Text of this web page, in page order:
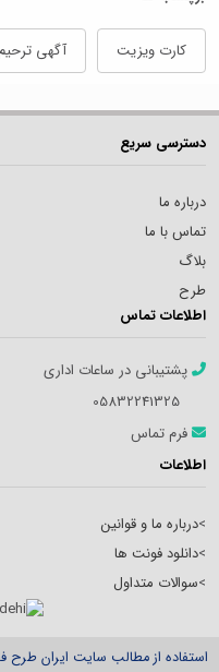
کارت ویزیت آگهی
دسترسی سریع
درباره ما
تماس با ما
بلاگ
طرح
اطلاعات تماس
پشتیبانی در ساعات اداری
05832241325
فرم تماس
اطلاعات
>درباره ما و قوانین
>دانلود فونت ها
>سوالات متداول
استفاده از مطالب سایت ایران طرح